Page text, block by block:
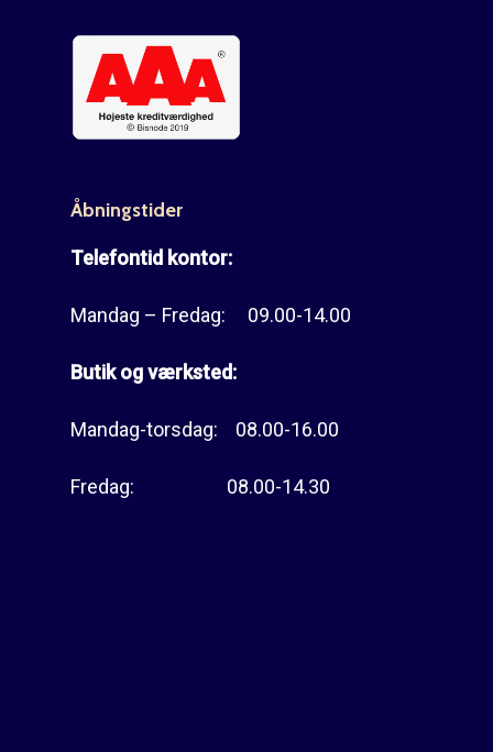
Åbningstider
Telefontid kontor:
Mandag – Fredag: 09.00-14.00
Butik og værksted:
Mandag-torsdag: 08.00-16.00
Fredag: 08.00-14.30